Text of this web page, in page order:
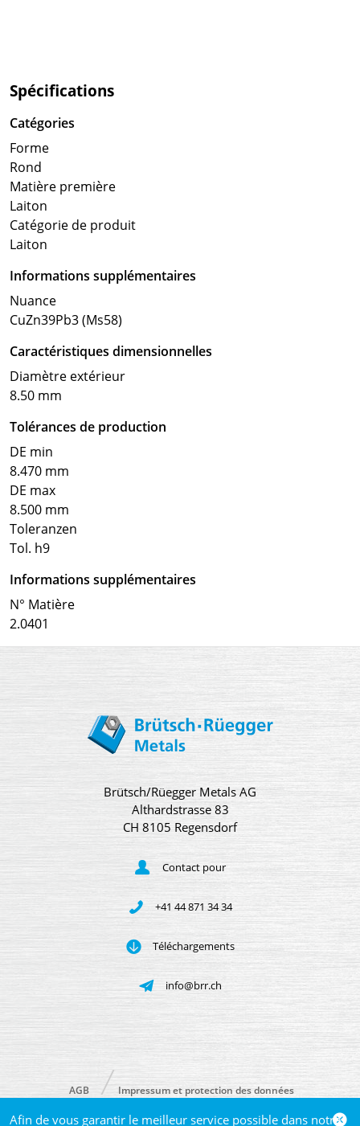
Afin de vous garantir le meilleur service possible dans notre
Spécifications
Catégories
Forme
Rond
Matière première
Laiton
Catégorie de produit
Laiton
Informations supplémentaires
Nuance
CuZn39Pb3 (Ms58)
Caractéristiques dimensionnelles
Diamètre extérieur
8.50 mm
Tolérances de production
DE min
8.470 mm
DE max
8.500 mm
Toleranzen
Tol. h9
Informations supplémentaires
N° Matière
2.0401
Brütsch/Rüegger Metals AG
Althardstrasse 83
CH 8105 Regensdorf
Contact pour
+41 44 871 34 34
Téléchargements
info@brr.ch
AGB Impressum et protection des données